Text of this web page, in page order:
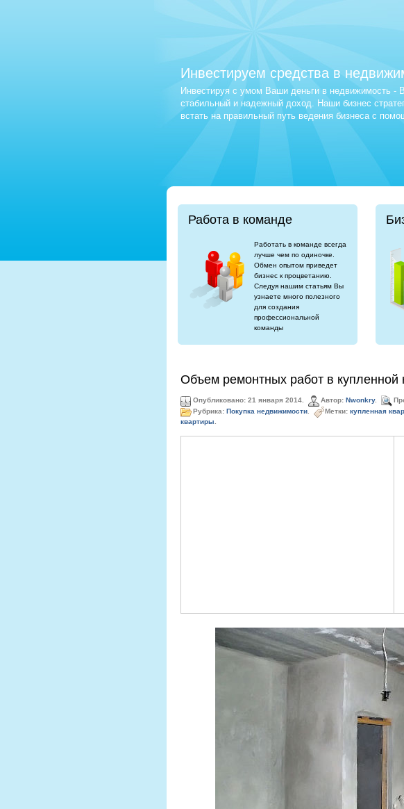
Инвестируем средства в
Инвестируя с умом Ваши деньги в недвижимость -
стабильный и надежный доход. Наши бизнес
встать на правильный путь ведения бизнеса с
Работа в команде
Работать в команде всегда
лучше чем по одиночке.
Обмен опытом приведет
бизнес к процветанию.
Следуя нашим статьям Вы
узнаете много полезного
для создания
профессиональной
команды
Объем ремонтных работ в купленной
Опубликовано: 21 января 2014. Автор: Nwonkry.
Рубрика: Покупка недвижимости. Метки: купленная
квартиры